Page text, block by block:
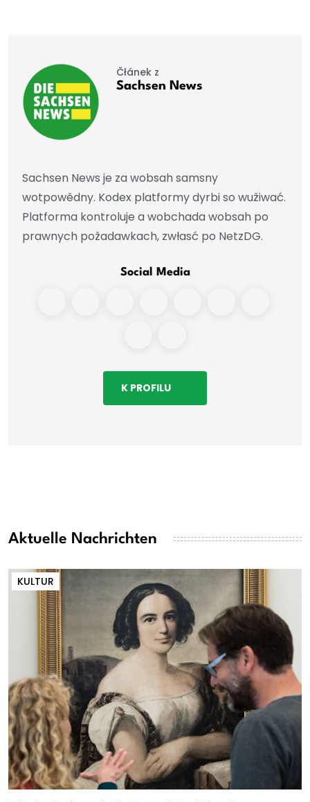
Čłánek z
Sachsen News
Sachsen News je za wobsah samsny
wotpowědny. Kodex platformy dyrbi so wužiwać.
Platforma kontroluje a wobchada wobsah po
prawnych požadawkach, zwłasć po NetzDG.
Social Media
K PROFILU
Aktuelle Nachrichten
KULTUR